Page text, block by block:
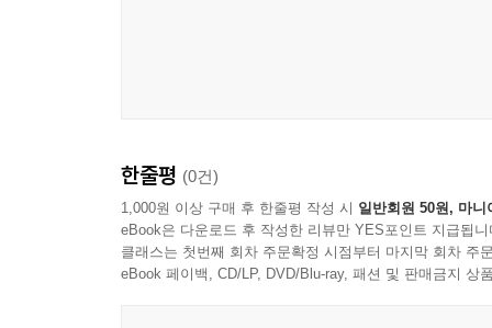
이야기는 언제나 흥미를 끌어낸다. 이 작품은
찾아나서게 될 것이다."
- Gilip, Goodreads 독자
한줄평 (0건)
1,000원 이상 구매 후 한줄평 작성 시 일반회원 50원, 마니
eBook은 다운로드 후 작성한 리뷰만 YES포인트 지급됩니
클래스는 첫번째 회차 주문확정 시점부터 마지막 회차 주
eBook 페이백, CD/LP, DVD/Blu-ray, 패션 및 판매금지 상